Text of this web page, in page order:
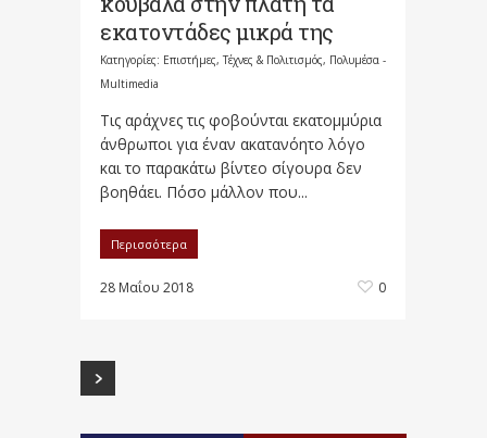
εκατοντάδες μικρά της
Κατηγορίες: Επιστήμες, Τέχνες & Πολιτισμός, Πολυμέσα -
Multimedia
Τις αράχνες τις φοβούνται εκατομμύρια
άνθρωποι για έναν ακατανόητο λόγο
και το παρακάτω βίντεο σίγουρα δεν
βοηθάει. Πόσο μάλλον που...
Περισσότερα
28 Μαΐου 2018 0